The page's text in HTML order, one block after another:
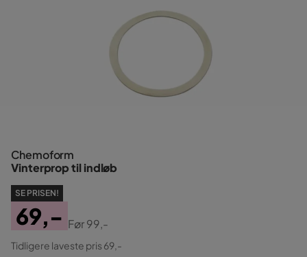
Chemoform
Vinterprop til indløb
SE PRISEN!
Pris
69,-
Original
Før99,-
Tidligere laveste pris 69,-